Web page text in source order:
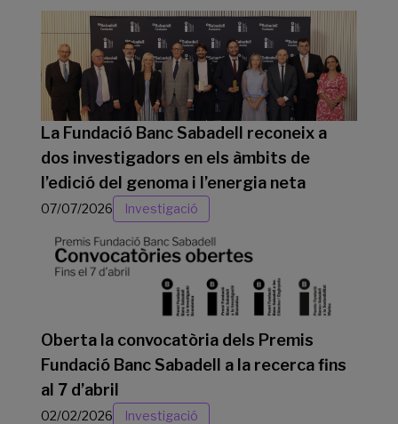
La Fundació Banc Sabadell reconeix a
dos investigadors en els àmbits de
l’edició del genoma i l’energia neta
07/07/2026 Investigació
Oberta la convocatòria dels Premis
Fundació Banc Sabadell a la recerca fins
al 7 d’abril
02/02/2026 Investigació